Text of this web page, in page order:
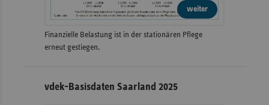
weiter
Finanzielle Belastung ist in der stationären Pflege
erneut gestiegen.
vdek-Basisdaten Saarland 2025